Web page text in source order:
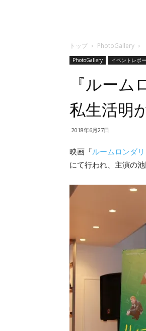
トップ PhotoGallery
PhotoGallery イベントレポ
『ルー
私生活明
2018年6月27日
映画『ルームロンダ
にて行われ、主演の